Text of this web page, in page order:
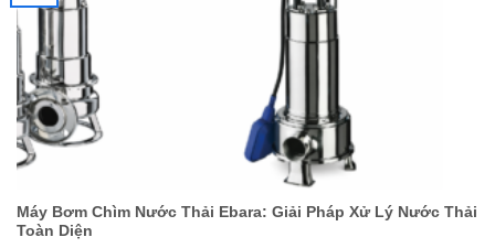
Máy Bơm Chìm Nước Thải Ebara: Giải Pháp Xử Lý Nước Thải
Toàn Diện